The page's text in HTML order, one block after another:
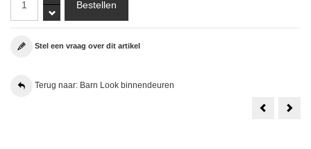
Stel een vraag over dit artikel
Terug naar: Barn Look binnendeuren
Weekamp